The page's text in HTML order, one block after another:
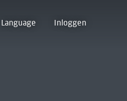
Language Inloggen